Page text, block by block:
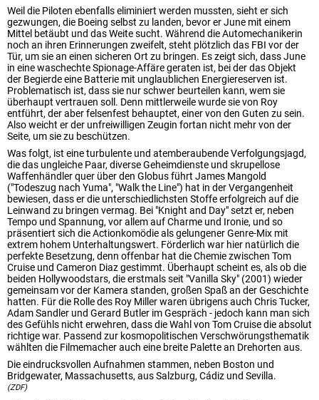
Weil die Piloten ebenfalls eliminiert werden mussten, sieht er sich
gezwungen, die Boeing selbst zu landen, bevor er June mit einem
Mittel betäubt und das Weite sucht. Während die Automechanikerin
noch an ihren Erinnerungen zweifelt, steht plötzlich das FBI vor der
Tür, um sie an einen sicheren Ort zu bringen. Es zeigt sich, dass June
in eine waschechte Spionage-Affäre geraten ist, bei der das Objekt
der Begierde eine Batterie mit unglaublichen Energiereserven ist.
Problematisch ist, dass sie nur schwer beurteilen kann, wem sie
überhaupt vertrauen soll. Denn mittlerweile wurde sie von Roy
entführt, der aber felsenfest behauptet, einer von den Guten zu sein.
Also weicht er der unfreiwilligen Zeugin fortan nicht mehr von der
Seite, um sie zu beschützen.
Was folgt, ist eine turbulente und atemberaubende Verfolgungsjagd,
die das ungleiche Paar, diverse Geheimdienste und skrupellose
Waffenhändler quer über den Globus führt James Mangold
("Todeszug nach Yuma", "Walk the Line") hat in der Vergangenheit
bewiesen, dass er die unterschiedlichsten Stoffe erfolgreich auf die
Leinwand zu bringen vermag. Bei "Knight and Day" setzt er, neben
Tempo und Spannung, vor allem auf Charme und Ironie, und so
präsentiert sich die Actionkomödie als gelungener Genre-Mix mit
extrem hohem Unterhaltungswert. Förderlich war hier natürlich die
perfekte Besetzung, denn offenbar hat die Chemie zwischen Tom
Cruise und Cameron Diaz gestimmt. Überhaupt scheint es, als ob die
beiden Hollywoodstars, die erstmals seit "Vanilla Sky" (2001) wieder
gemeinsam vor der Kamera standen, großen Spaß an der Geschichte
hatten. Für die Rolle des Roy Miller waren übrigens auch Chris Tucker,
Adam Sandler und Gerard Butler im Gespräch - jedoch kann man sich
des Gefühls nicht erwehren, dass die Wahl von Tom Cruise die absolut
richtige war. Passend zur kosmopolitischen Verschwörungsthematik
wählten die Filmemacher auch eine breite Palette an Drehorten aus.
Die eindrucksvollen Aufnahmen stammen, neben Boston und
Bridgewater, Massachusetts, aus Salzburg, Cádiz und Sevilla.
(ZDF)